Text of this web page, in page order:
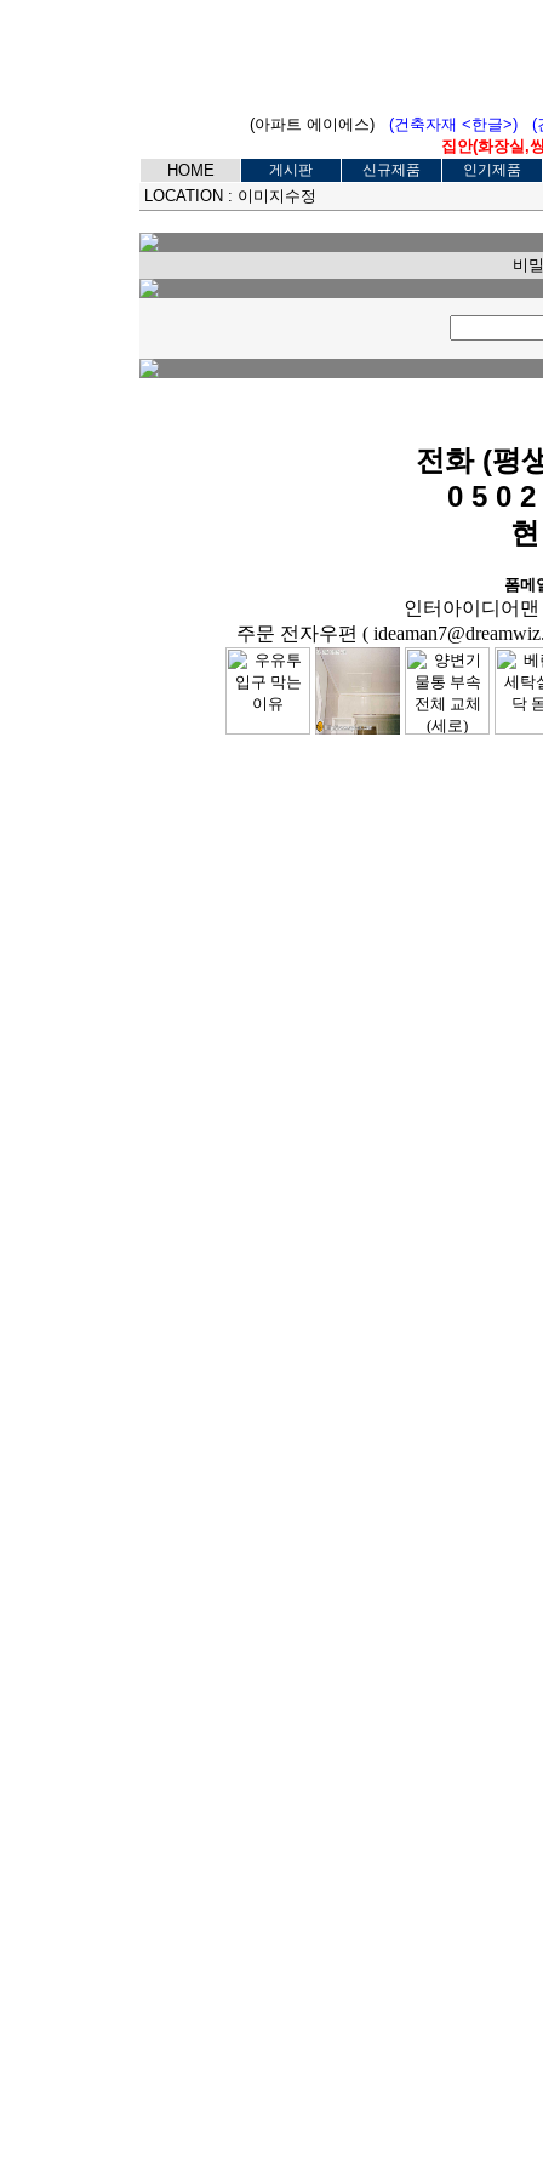
(아파트 에이에스) (건축자재 <한글>)
(
집안(화장실,
HOME
게시판 신규제품 인기제품
LOCATION : 이미지수정
비
전화 (평
0 5 0
폼메
인터아이디어맨
주문 전자우편 (